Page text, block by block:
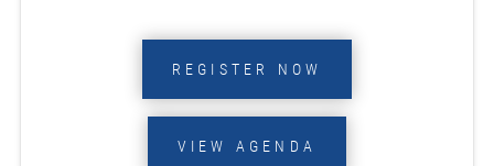
REGISTER NOW
VIEW AGENDA